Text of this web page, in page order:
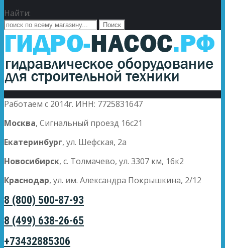
Найти:
Работаем с 2014г. ИНН: 7725831647
Москва, Сигнальный проезд 16с21
Екатеринбург, ул. Шефская, 2а
Новосибирск, с. Толмачево, ул. 3307 км, 16к2
Краснодар, ул. им. Александра Покрышкина, 2/12
8 (800) 500-87-93
8 (499) 638-26-65
+73432885306